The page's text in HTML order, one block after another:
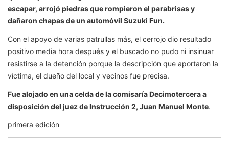
escapar, arrojó piedras que rompieron el parabrisas y
dañaron chapas de un automóvil Suzuki Fun.
Con el apoyo de varias patrullas más, el cerrojo dio resultado
positivo media hora después y el buscado no pudo ni insinuar
resistirse a la detención porque la descripción que aportaron la
víctima, el dueño del local y vecinos fue precisa.
Fue alojado en una celda de la comisaría Decimotercera a
disposición del juez de Instrucción 2, Juan Manuel Monte.
primera edición